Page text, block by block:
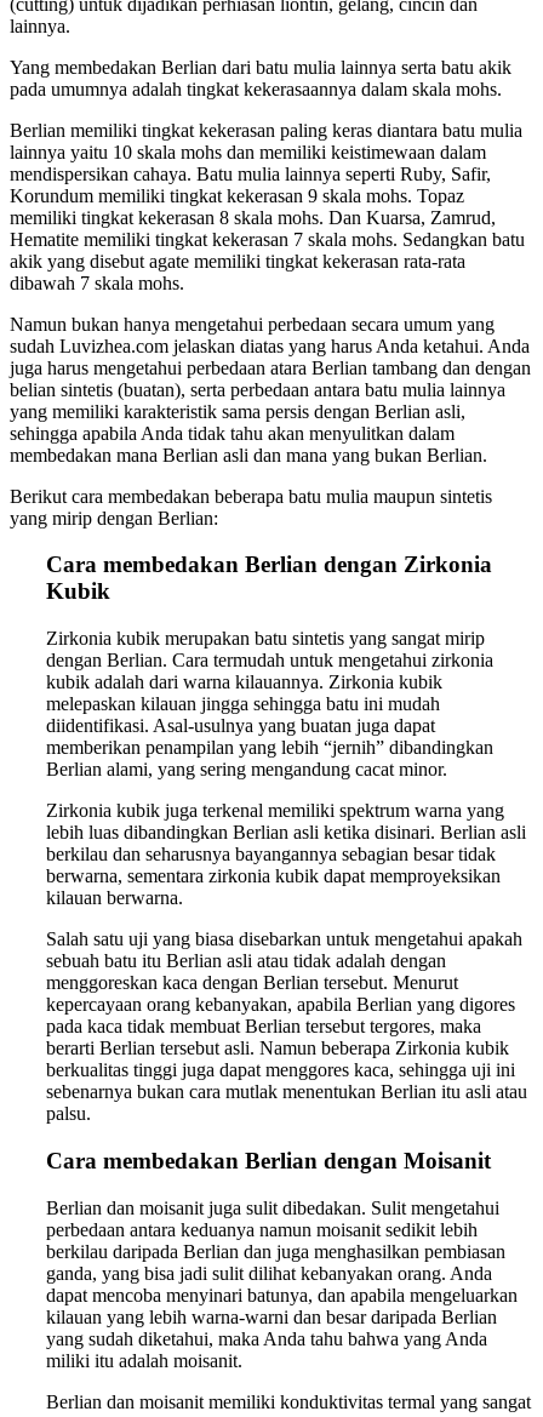
lainnya.
Yang membedakan Berlian dari batu mulia lainnya serta batu akik
pada umumnya adalah tingkat kekerasaannya dalam skala mohs.
Berlian memiliki tingkat kekerasan paling keras diantara batu mulia
lainnya yaitu 10 skala mohs dan memiliki keistimewaan dalam
mendispersikan cahaya. Batu mulia lainnya seperti Ruby, Safir,
Korundum memiliki tingkat kekerasan 9 skala mohs. Topaz
memiliki tingkat kekerasan 8 skala mohs. Dan Kuarsa, Zamrud,
Hematite memiliki tingkat kekerasan 7 skala mohs. Sedangkan batu
akik yang disebut agate memiliki tingkat kekerasan rata-rata
dibawah 7 skala mohs.
Namun bukan hanya mengetahui perbedaan secara umum yang
sudah Luvizhea.com jelaskan diatas yang harus Anda ketahui. Anda
juga harus mengetahui perbedaan atara Berlian tambang dan dengan
belian sintetis (buatan), serta perbedaan antara batu mulia lainnya
yang memiliki karakteristik sama persis dengan Berlian asli,
sehingga apabila Anda tidak tahu akan menyulitkan dalam
membedakan mana Berlian asli dan mana yang bukan Berlian.
Berikut cara membedakan beberapa batu mulia maupun sintetis
yang mirip dengan Berlian:
Cara membedakan Berlian dengan Zirkonia
Kubik
Zirkonia kubik merupakan batu sintetis yang sangat mirip
dengan Berlian. Cara termudah untuk mengetahui zirkonia
kubik adalah dari warna kilauannya. Zirkonia kubik
melepaskan kilauan jingga sehingga batu ini mudah
diidentifikasi. Asal-usulnya yang buatan juga dapat
memberikan penampilan yang lebih “jernih” dibandingkan
Berlian alami, yang sering mengandung cacat minor.
Zirkonia kubik juga terkenal memiliki spektrum warna yang
lebih luas dibandingkan Berlian asli ketika disinari. Berlian asli
berkilau dan seharusnya bayangannya sebagian besar tidak
berwarna, sementara zirkonia kubik dapat memproyeksikan
kilauan berwarna.
Salah satu uji yang biasa disebarkan untuk mengetahui apakah
sebuah batu itu Berlian asli atau tidak adalah dengan
menggoreskan kaca dengan Berlian tersebut. Menurut
kepercayaan orang kebanyakan, apabila Berlian yang digores
pada kaca tidak membuat Berlian tersebut tergores, maka
berarti Berlian tersebut asli. Namun beberapa Zirkonia kubik
berkualitas tinggi juga dapat menggores kaca, sehingga uji ini
sebenarnya bukan cara mutlak menentukan Berlian itu asli atau
palsu.
Cara membedakan Berlian dengan Moisanit
Berlian dan moisanit juga sulit dibedakan. Sulit mengetahui
perbedaan antara keduanya namun moisanit sedikit lebih
berkilau daripada Berlian dan juga menghasilkan pembiasan
ganda, yang bisa jadi sulit dilihat kebanyakan orang. Anda
dapat mencoba menyinari batunya, dan apabila mengeluarkan
kilauan yang lebih warna-warni dan besar daripada Berlian
yang sudah diketahui, maka Anda tahu bahwa yang Anda
miliki itu adalah moisanit.
Berlian dan moisanit memiliki konduktivitas termal yang sangat